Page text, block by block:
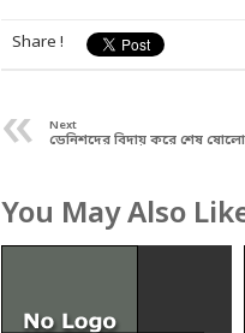
Share !
« Next
ডেনিশদের বিদায় করে শেষ
You May Also